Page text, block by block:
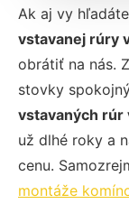
Ak aj vy
vstavanej rúry
obrátiť na nás.
stovky
vstavaných rúr
už dlhé roky a
cenu.
montáže